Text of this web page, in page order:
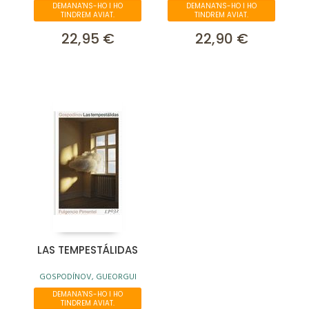
DEMANA'NS-HO I HO
TINDREM AVIAT.
22,95 €
DEMANA'NS-HO I HO
TINDREM AVIAT.
22,90 €
LAS TEMPESTÁLIDAS
GOSPODÍNOV, GUEORGUI
DEMANA'NS-HO I HO
TINDREM AVIAT.